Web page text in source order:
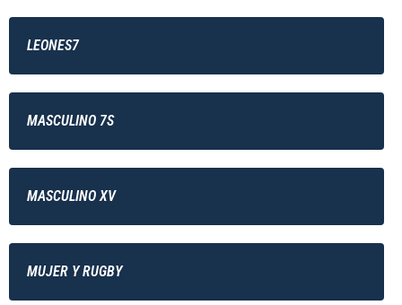
LEONES7
MASCULINO 7S
MASCULINO XV
MUJER Y RUGBY